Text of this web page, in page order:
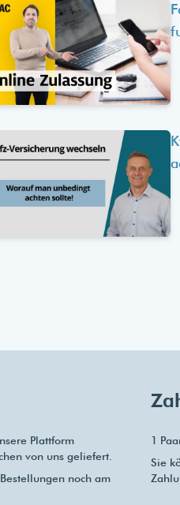
Plattform
von uns geliefert.
noch am
1
Sie